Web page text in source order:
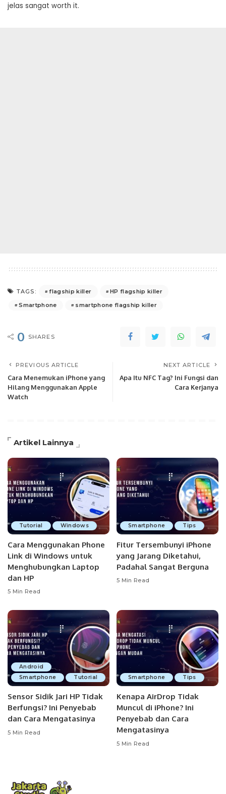
jelas sangat worth it.
TAGS: flagship killer
HP flagship killer
Smartphone
smartphone flagship killer
0 SHARES
PREVIOUS ARTICLE
Cara Menemukan iPhone yang
Hilang Menggunakan Apple
Watch
NEXT ARTICLE
Apa Itu NFC Tag? Ini Fungsi dan
Cara Kerjanya
Artikel Lainnya
Tutorial Windows
Cara Menggunakan Phone
Link di Windows untuk
Menghubungkan Laptop
dan HP
5 Min Read
Smartphone Tips
Fitur Tersembunyi iPhone
yang Jarang Diketahui,
Padahal Sangat Berguna
5 Min Read
Android
Smartphone
Tutorial
Sensor Sidik Jari HP Tidak
Berfungsi? Ini Penyebab
dan Cara Mengatasinya
5 Min Read
Smartphone Tips
Kenapa AirDrop Tidak
Muncul di iPhone? Ini
Penyebab dan Cara
Mengatasinya
5 Min Read